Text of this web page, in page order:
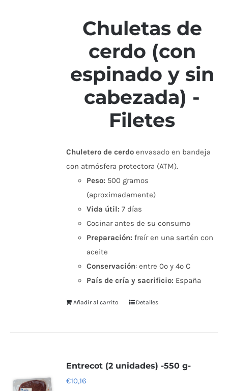
Chuletas de
cerdo (con
espinado y sin
cabezada) -
Filetes
Chuletero de cerdo envasado en bandeja
con atmósfera protectora (ATM).
Peso: 500 gramos
(aproximadamente)
Vida útil: 7 días
Cocinar antes de su consumo
Preparación: freír en una sartén con
aceite
Conservación: entre 0º y 4º C
País de cría y sacrificio: España
Añadir al carrito Detalles
Entrecot (2 unidades) -550 g-
€10,16